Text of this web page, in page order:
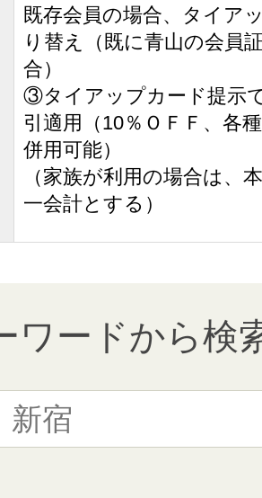
既存会員の場合、タイア
り替え（既に青山の会員
合）
③タイアップカード提示
引適用（10％ＯＦＦ、各
併用可能）
（家族が利用の場合は、
一会計とする）
ワードから検